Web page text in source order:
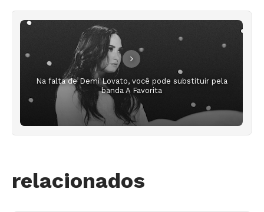
Na falta de Demi Lovato, você pode substituir pela
banda A Favorita
relacionados